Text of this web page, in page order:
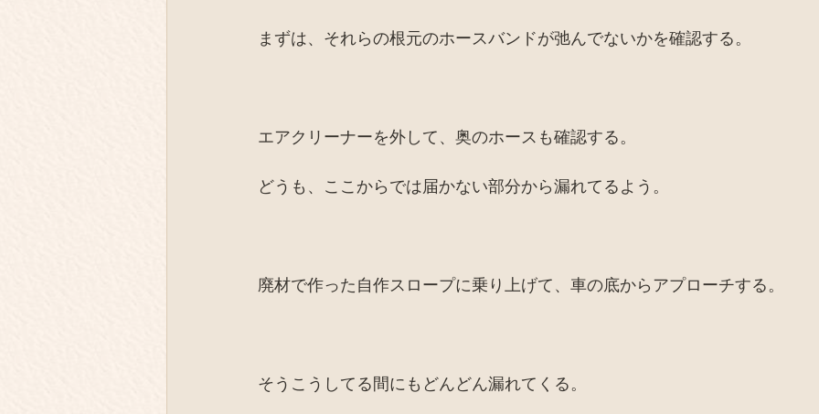
まずは、それらの根元のホースバンドが弛んでないかを確認する。
エアクリーナーを外して、奥のホースも確認する。
どうも、ここからでは届かない部分から漏れてるよう。
廃材で作った自作スロープに乗り上げて、車の底からアプローチする。
そうこうしてる間にもどんどん漏れてくる。